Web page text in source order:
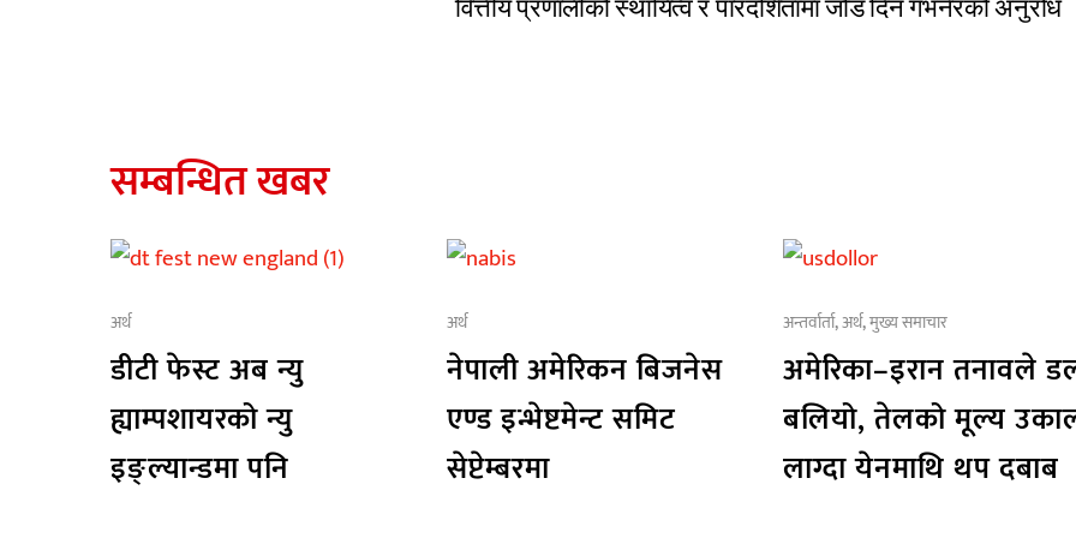
वित्तीय प्रणालीको स्थायित्व र पारदर्शितामा जोड दिन गभर्नरको अनुरोध
सम्बन्धित खबर
अर्थ
डीटी फेस्ट अब न्यु
ह्याम्पशायरको न्यु
इङ्ल्यान्डमा पनि
अर्थ
नेपाली अमेरिकन बिजनेस
एण्ड इन्भेष्टमेन्ट समिट
सेप्टेम्बरमा
अन्तर्वार्ता,अर्थ,मुख्य समाचार
अमेरिका–इरान तनावले
बलियो, तेलको मूल्य
लाग्दा येनमाथि थप दबाब